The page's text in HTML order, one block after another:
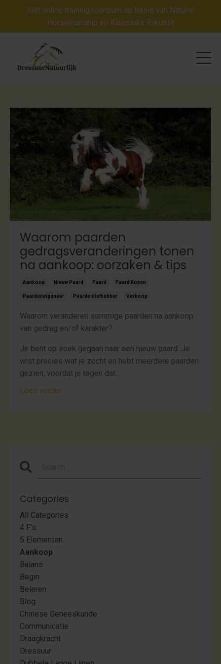
Hét online trainingscentrum op basis van Natural
Horsemanship en Klassieke Rijkunst
Waarom paarden
gedragsveranderingen tonen
na aankoop: oorzaken & tips
Aankoop Nieuw Paard Paard Paard Kopen
Paardeneigenaar Paardenliefhebber Verkoop
Waarom veranderen sommige paarden na aankoop
van gedrag en/of karakter?
Je bent op zoek gegaan naar een nieuw paard. Je
wist precies wat je zocht en hebt meerdere paarden
gezien, voordat je tegen dat...
Lees verder
Categories
All Categories
4 F's
5 Elementen
Aankoop
Balans
Begin
Beleren
Blog
Chinese Geneeskunde
Communicatie
Draagkracht
Dressuur